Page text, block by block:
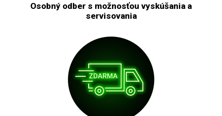
Osobný odber s možnosťou vyskúšania a
servisovania